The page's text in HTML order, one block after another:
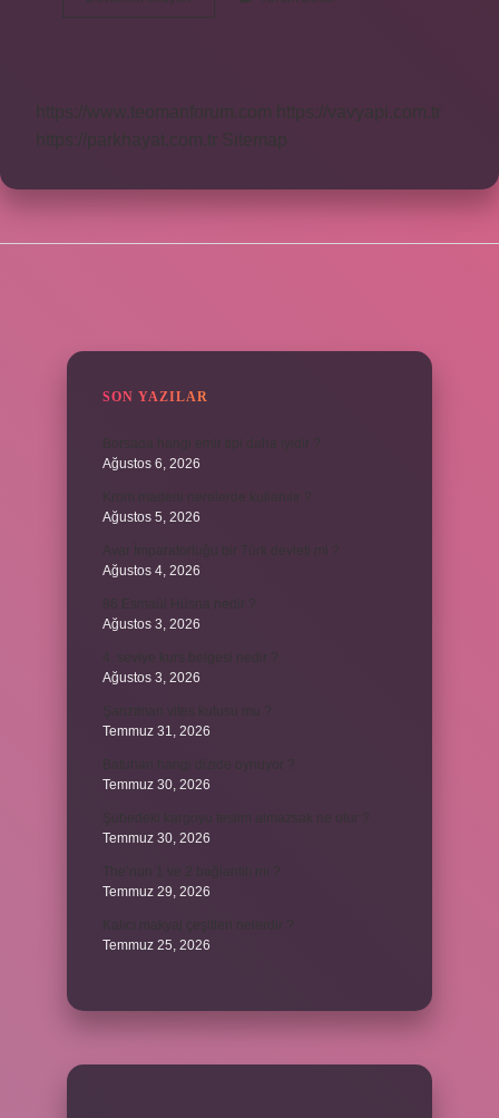
Yara
https://www.teomanforum.com
https://vavyapi.com.tr
https://parkhayat.com.tr
Sitemap
SON YAZILAR
Ağustos 6, 2026
Ağustos 5, 2026
Ağustos 4, 2026
Ağustos 3, 2026
Ağustos 3, 2026
Temmuz 31, 2026
Temmuz 30, 2026
Temmuz 30, 2026
Temmuz 29, 2026
Temmuz 25, 2026